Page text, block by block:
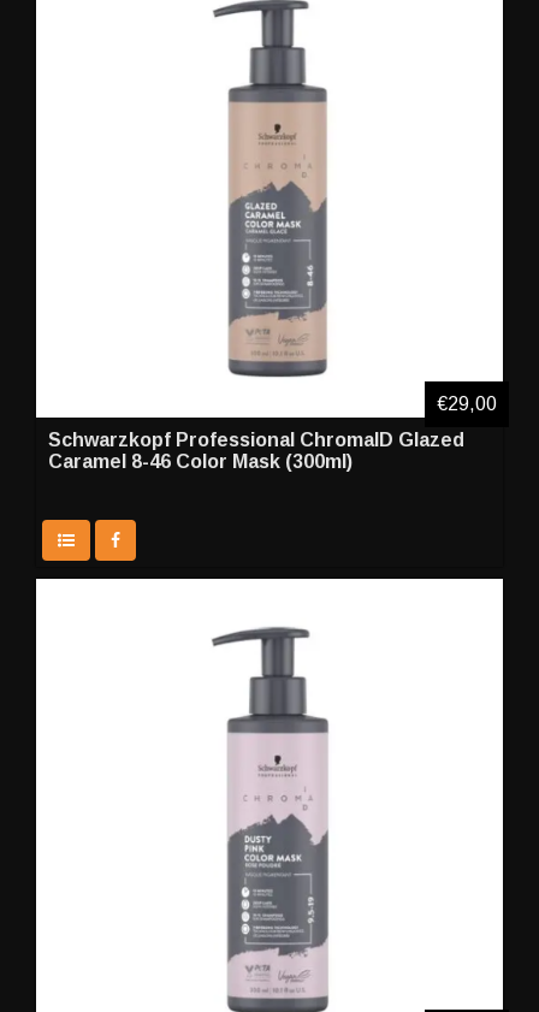
Schwarzkopf Professional ChromaID Glazed
Caramel 8-46 Color Mask (300ml)
€29,00